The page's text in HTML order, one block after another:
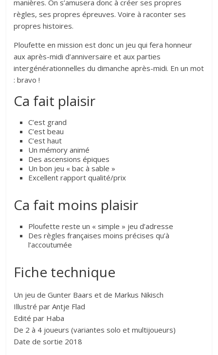
manières. On s’amusera donc à créer ses propres
règles, ses propres épreuves. Voire à raconter ses
propres histoires.
Ploufette en mission est donc un jeu qui fera honneur
aux après-midi d’anniversaire et aux parties
intergénérationnelles du dimanche après-midi. En un mot
: bravo !
Ca fait plaisir
C’est grand
C’est beau
C’est haut
Un mémory animé
Des ascensions épiques
Un bon jeu « bac à sable »
Excellent rapport qualité/prix
Ca fait moins plaisir
Ploufette reste un « simple » jeu d’adresse
Des règles françaises moins précises qu’à
l’accoutumée
Fiche technique
Un jeu de Gunter Baars et de Markus Nikisch
Illustré par Antje Flad
Edité par Haba
De 2 à 4 joueurs (variantes solo et multijoueurs)
Date de sortie 2018